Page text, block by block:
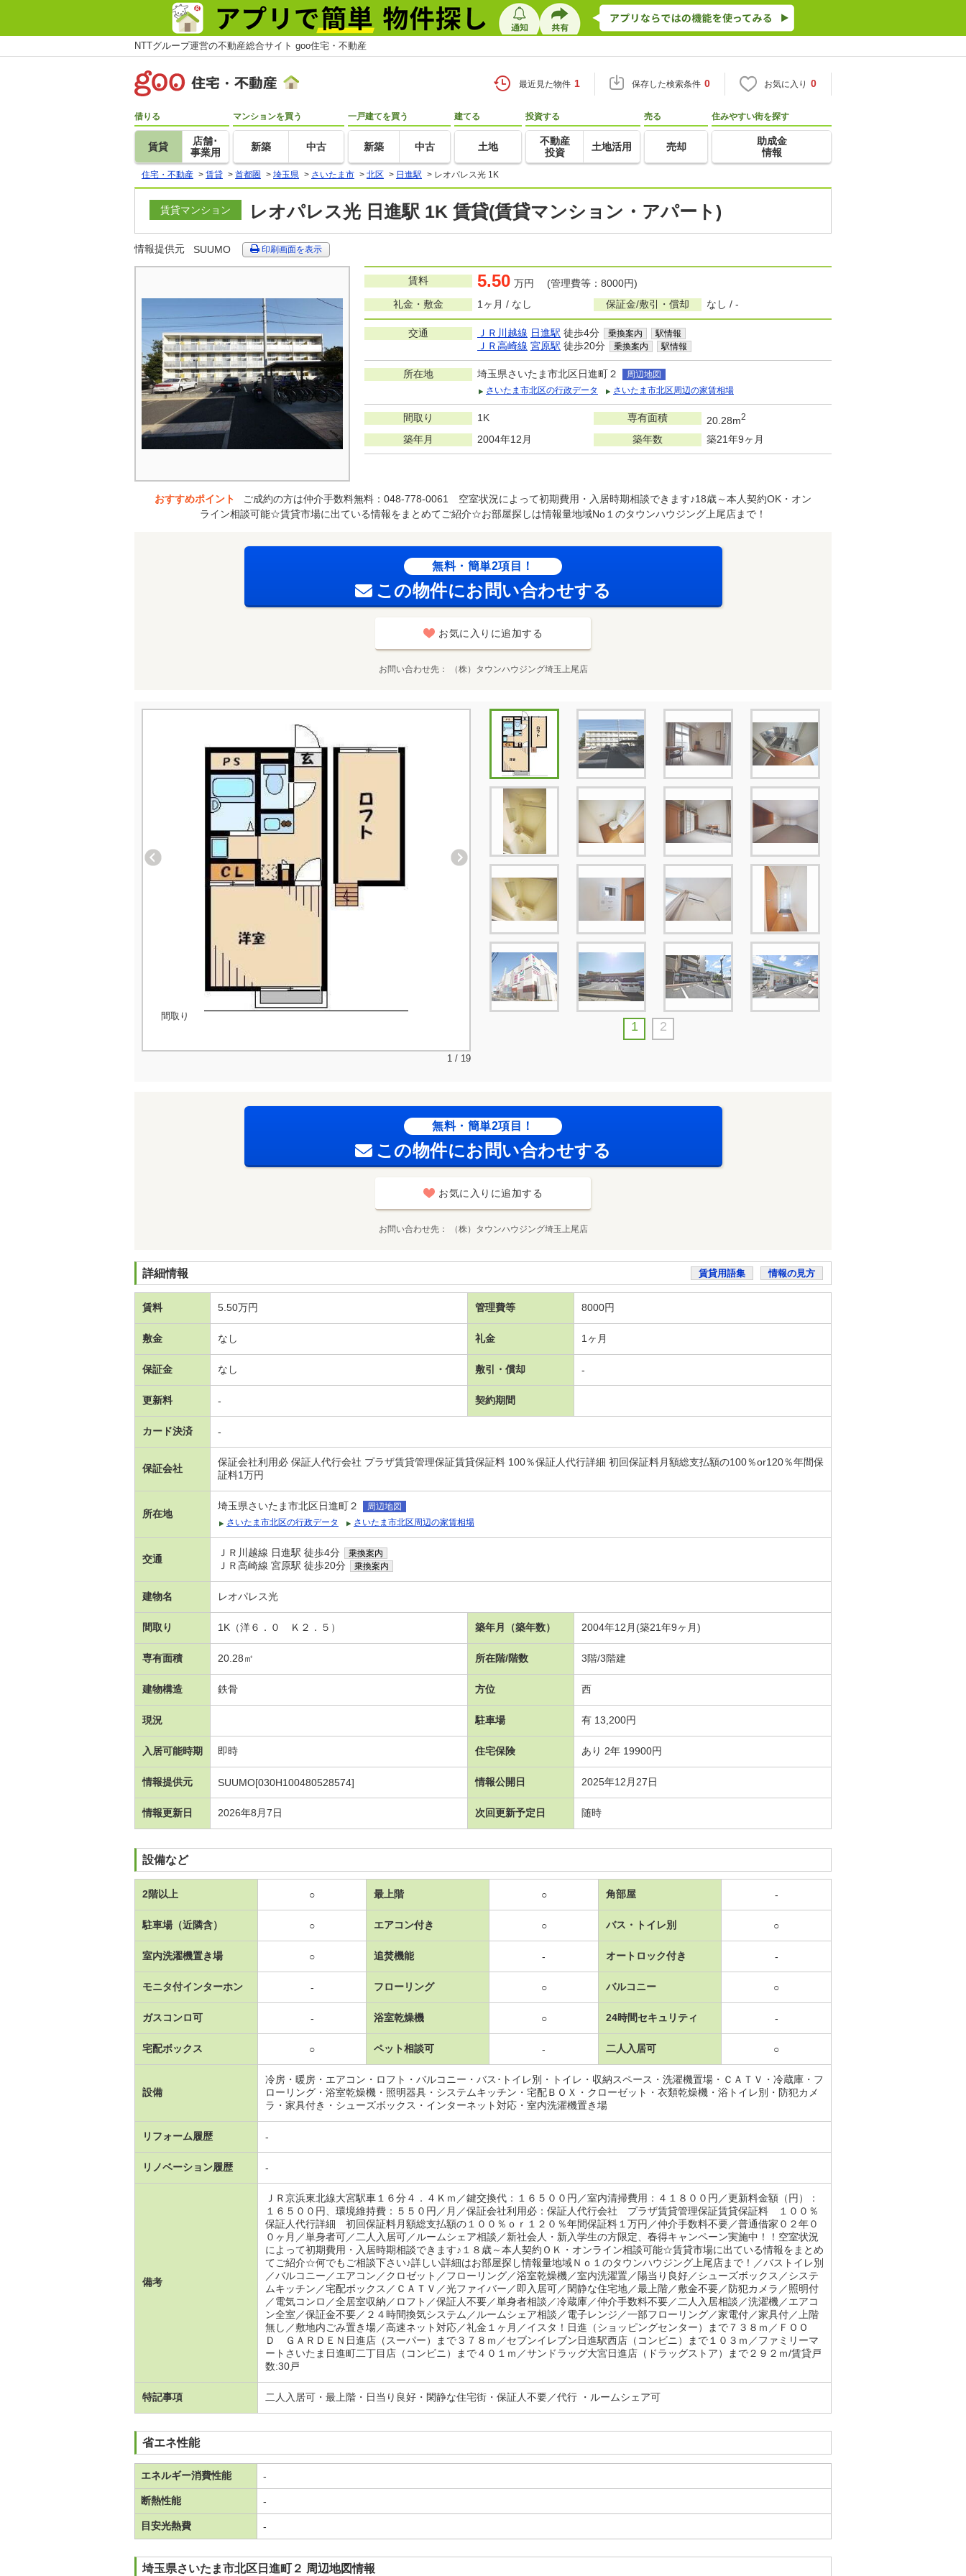
NTTグループ運営の不動産総合サイト goo住宅・不動産
最近見た物件 1 保存した検索条件 0 お気に入り 0
借りる
賃貸
店舗･
事業用
マンションを買う
新築 中古
一戸建てを買う
新築 中古
建てる
土地
投資する
不動産
投資
土地活用
売る
売却
住みやすい街を探す
助成金
情報
住宅・不動産 > 賃貸 > 首都圏 > 埼玉県 > さいたま市 > 北区 > 日進駅 > レオパレス光 1K
賃貸マンション レオパレス光 日進駅 1K 賃貸(賃貸マンション・アパート)
情報提供元 SUUMO 印刷画面を表示
賃料 5.50 万円 (管理費等：8000円)
礼金・敷金
1ヶ月 / なし 保証金/敷引・償却 なし / -
交通 ＪＲ川越線 日進駅 徒歩4分 乗換案内 駅情報
ＪＲ高崎線 宮原駅 徒歩20分 乗換案内 駅情報
所在地 埼玉県さいたま市北区日進町２
周辺地図
さいたま市北区の行政データ
さいたま市北区周辺の家賃相場
間取り 1K 専有面積 20.28m2
築年月 2004年12月 築年数 築21年9ヶ月
おすすめポイント
ご成約の方は仲介手数料無料：048-778-0061 空室状況によって初期費用・入居時期相談できます♪18歳～本人契約OK・オン
ライン相談可能☆賃貸市場に出ている情報をまとめてご紹介☆お部屋探しは情報量地域No１のタウンハウジング上尾店まで！
無料・簡単2項目！
この物件にお問い合わせする
お気に入りに追加する
お問い合わせ先 （株）タウンハウジング埼玉上尾店
間取り
1 / 19
1 2
無料・簡単2項目！
この物件にお問い合わせする
お気に入りに追加する
お問い合わせ先 （株）タウンハウジング埼玉上尾店
詳細情報 賃貸用語集 情報の見方
賃料 5.50万円 管理費等 8000円
敷金 なし 礼金 1ヶ月
保証金 なし 敷引・償却 -
更新料 - 契約期間
カード決済 -
保証会社
保証会社利用必 保証人代行会社 プラザ賃貸管理保証賃貸保証料 100％保証人代行詳細 初回保証料月額総支払額の100％or120％年間保
証料1万円
所在地
埼玉県さいたま市北区日進町２
周辺地図
さいたま市北区の行政データ
さいたま市北区周辺の家賃相場
交通
ＪＲ川越線 日進駅 徒歩4分 乗換案内
ＪＲ高崎線 宮原駅 徒歩20分 乗換案内
建物名 レオパレス光
間取り 1K（洋６．０ Ｋ２．５） 築年月（築年数） 2004年12月(築21年9ヶ月)
専有面積 20.28㎡ 所在階/階数 3階/3階建
建物構造 鉄骨 方位 西
現況 駐車場 有 13,200円
入居可能時期 即時 住宅保険 あり 2年 19900円
情報提供元 SUUMO[030H100480528574] 情報公開日 2025年12月27日
情報更新日 2026年8月7日 次回更新予定日 随時
設備など
2階以上 ○ 最上階 ○ 角部屋 -
駐車場（近隣含） ○ エアコン付き ○ バス・トイレ別 ○
室内洗濯機置き場 ○ 追焚機能 - オートロック付き -
モニタ付インターホン - フローリング ○ バルコニー ○
ガスコンロ可 - 浴室乾燥機 ○ 24時間セキュリティ -
宅配ボックス ○ ペット相談可 - 二人入居可 ○
設備
冷房・暖房・エアコン・ロフト・バルコニー・バス･トイレ別・トイレ・収納スペース・洗濯機置場・ＣＡＴＶ・冷蔵庫・フ
ローリング・浴室乾燥機・照明器具・システムキッチン・宅配ＢＯＸ・クローゼット・衣類乾燥機・浴トイレ別・防犯カメ
ラ・家具付き・シューズボックス・インターネット対応・室内洗濯機置き場
リフォーム履歴 -
リノベーション履歴 -
備考
ＪＲ京浜東北線大宮駅車１６分４．４Ｋｍ／鍵交換代：１６５００円／室内清掃費用：４１８００円／更新料金額（円）：
１６５００円、環境維持費：５５０円／月／保証会社利用必：保証人代行会社 プラザ賃貸管理保証賃貸保証料 １００％
保証人代行詳細 初回保証料月額総支払額の１００％ｏｒ１２０％年間保証料１万円／仲介手数料不要／普通借家０２年０
０ヶ月／単身者可／二人入居可／ルームシェア相談／新社会人・新入学生の方限定、春得キャンペーン実施中！！空室状況
によって初期費用・入居時期相談できます♪１８歳～本人契約ＯＫ・オンライン相談可能☆賃貸市場に出ている情報をまとめ
てご紹介☆何でもご相談下さい♪詳しい詳細はお部屋探し情報量地域Ｎｏ１のタウンハウジング上尾店まで！／バストイレ別
／バルコニー／エアコン／クロゼット／フローリング／浴室乾燥機／室内洗濯置／陽当り良好／シューズボックス／システ
ムキッチン／宅配ボックス／ＣＡＴＶ／光ファイバー／即入居可／閑静な住宅地／最上階／敷金不要／防犯カメラ／照明付
／電気コンロ／全居室収納／ロフト／保証人不要／単身者相談／冷蔵庫／仲介手数料不要／二人入居相談／洗濯機／エアコ
ン全室／保証金不要／２４時間換気システム／ルームシェア相談／電子レンジ／一部フローリング／家電付／家具付／上階
無し／敷地内ごみ置き場／高速ネット対応／礼金１ヶ月／イスタ！日進（ショッピングセンター）まで７３８ｍ／ＦＯＯ
Ｄ ＧＡＲＤＥＮ日進店（スーパー）まで３７８ｍ／セブンイレブン日進駅西店（コンビニ）まで１０３ｍ／ファミリーマ
ートさいたま日進町二丁目店（コンビニ）まで４０１ｍ／サンドラッグ大宮日進店（ドラッグストア）まで２９２ｍ/賃貸戸
数:30戸
特記事項 二人入居可・最上階・日当り良好・閑静な住宅街・保証人不要／代行 ・ルームシェア可
省エネ性能
エネルギー消費性能 -
断熱性能 -
目安光熱費 -
埼玉県さいたま市北区日進町２ 周辺地図情報